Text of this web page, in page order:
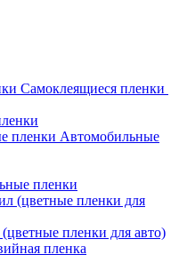
Самоклеящиеся пленки
Автомобильные
пленки
пленки для авто)